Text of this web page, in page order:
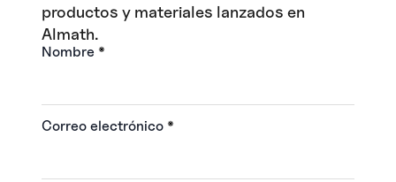
productos y materiales lanzados en
Almath.
Nombre *
Correo electrónico *